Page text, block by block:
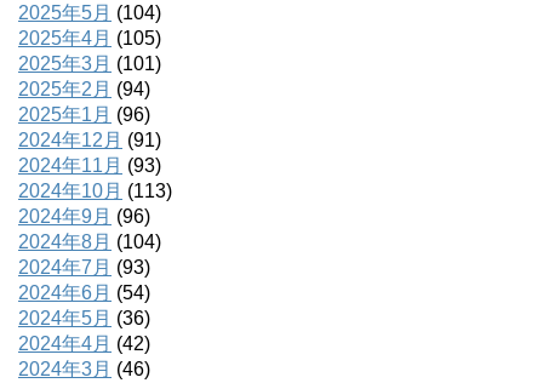
2025年5月 (104)
2025年4月 (105)
2025年3月 (101)
2025年2月 (94)
2025年1月 (96)
2024年12月 (91)
2024年11月 (93)
2024年10月 (113)
2024年9月 (96)
2024年8月 (104)
2024年7月 (93)
2024年6月 (54)
2024年5月 (36)
2024年4月 (42)
2024年3月 (46)